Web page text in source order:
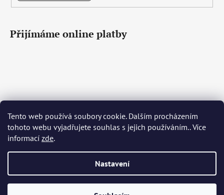
Tento web používá soubory cookie. Dalším procházením
tohoto webu vyjadřujete souhlas s jejich používáním.. Více
informací zde.
Nastavení
Přijímáme online platby
Čeština Slovenčina English Deutsch Magyar
Język polski Română Italiano Español Français
Português
Vytvořil Shoptet